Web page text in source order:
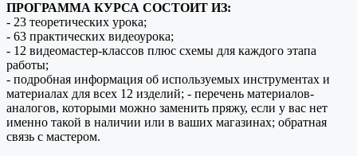
ПРОГРАММА КУРСА СОСТОИТ ИЗ:
- 23 теоретических урока;
- 63 практических видеоурока;
- 12 видеомастер-классов плюс схемы для каждого этапа
работы;
- подробная информация об используемых инструментах и
материалах для всех 12 изделий; - перечень материалов-
аналогов, которыми можно заменить пряжу, если у вас нет
именно такой в наличии или в ваших магазинах; обратная
связь с мастером.